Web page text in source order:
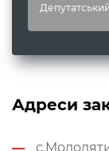
Адреси